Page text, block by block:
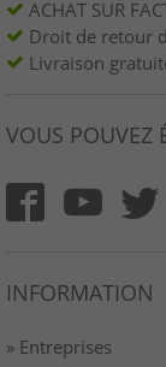
ACHAT SUR
Droit de retour
Livraison
VOUS POUVEZ
INFORMATION
» Entreprises